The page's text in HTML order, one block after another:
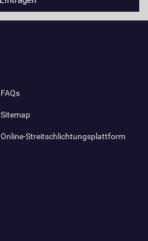
FAQs
Sitemap
Online-Streitschlichtungsplattform